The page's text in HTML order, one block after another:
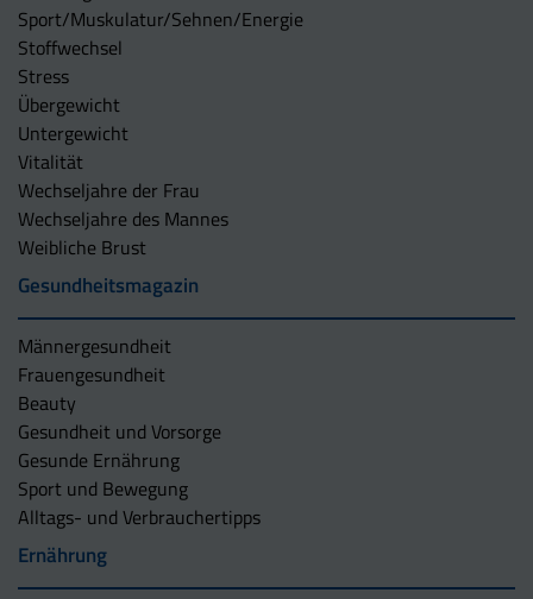
Sport/Muskulatur/Sehnen/Energie
Stoffwechsel
Stress
Übergewicht
Untergewicht
Vitalität
Wechseljahre der Frau
Wechseljahre des Mannes
Weibliche Brust
Gesundheitsmagazin
Männergesundheit
Frauengesundheit
Beauty
Gesundheit und Vorsorge
Gesunde Ernährung
Sport und Bewegung
Alltags- und Verbrauchertipps
Ernährung